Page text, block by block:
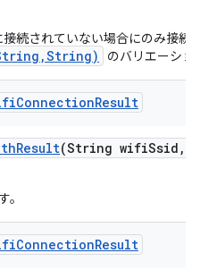
続されていない場合にのみ接続
のバリエーショ
ConnectionResult
Result(String wifiSsid ,
ConnectionResult